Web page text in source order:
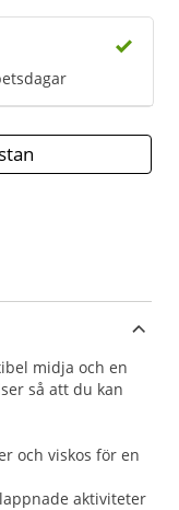
midja och en
så att du kan
och viskos för en
aktiviteter